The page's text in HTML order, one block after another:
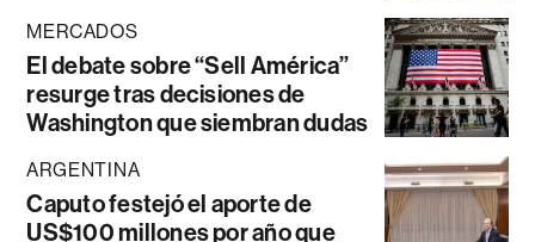
MERCADOS
El debate sobre “Sell América”
resurge tras decisiones de
Washington que siembran dudas
ARGENTINA
Caputo festejó el aporte de
US$100 millones por año que